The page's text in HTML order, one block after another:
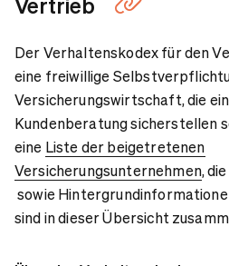
Der Verhaltenskodex für den
eine freiwillige
Versicherungswirtschaft, die
Kundenberatung sicherstellen
eine Liste der beigetretenen
Versicherungsunternehmen, die
sowie
sind in dieser Übersicht